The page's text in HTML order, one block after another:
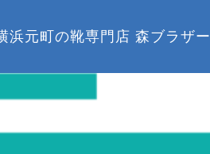
浜元町の靴専門店 森ブラザー